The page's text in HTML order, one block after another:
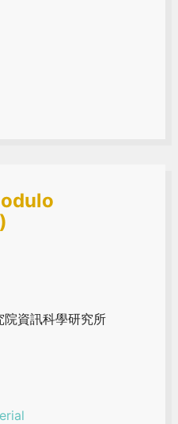
院資訊科學研究所